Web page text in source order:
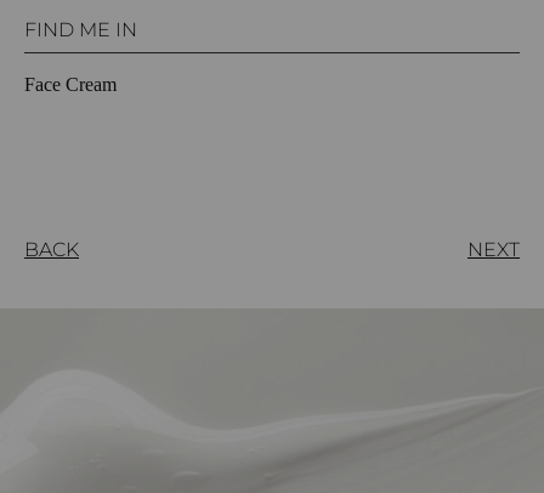
FIND ME IN
Face Cream
BACK NEXT